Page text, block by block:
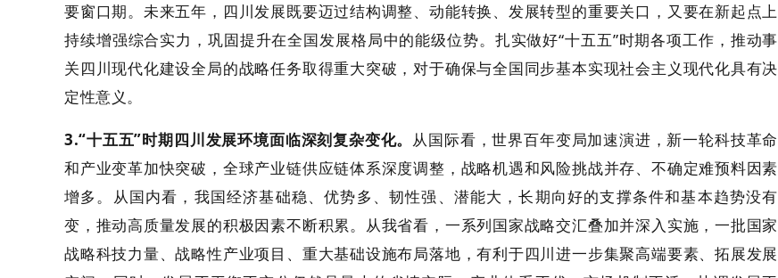
要窗口期。未来五年，四川发展既要迈过结构调整、动能转换、发展转型的重要关口，又要在新起点上
持续增强综合实力，巩固提升在全国发展格局中的能级位势。扎实做好“十五五”时期各项工作，推动事
关四川现代化建设全局的战略任务取得重大突破，对于确保与全国同步基本实现社会主义现代化具有决
定性意义。
3.“十五五”时期四川发展环境面临深刻复杂变化。 从国际看，世界百年变局加速演进，新一轮科技革命
和产业变革加快突破，全球产业链供应链体系深度调整，战略机遇和风险挑战并存、不确定难预料因素
增多。从国内看，我国经济基础稳、优势多、韧性强、潜能大，长期向好的支撑条件和基本趋势没有
变，推动高质量发展的积极因素不断积累。从我省看，一系列国家战略交汇叠加并深入实施，一批国家
战略科技力量、战略性产业项目、重大基础设施布局落地，有利于四川进一步集聚高端要素、拓展发展